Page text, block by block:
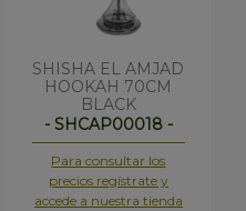
SHISHA EL AMJAD
HOOKAH 70CM
BLACK
- SHCAP00018 -
Para consultar los
precios regístrate y
accede a nuestra tienda